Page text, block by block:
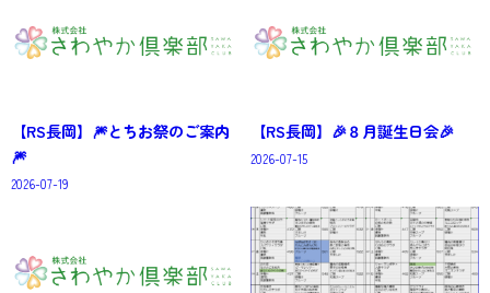
【RS長岡】🎆とちお祭のご案内
🎆
2026-07-19
【RS長岡】🎉８月誕生日会🎉
2026-07-15